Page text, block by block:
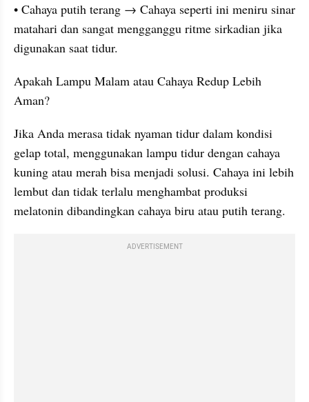
• Cahaya putih terang → Cahaya seperti ini meniru sinar
matahari dan sangat mengganggu ritme sirkadian jika
digunakan saat tidur.
Apakah Lampu Malam atau Cahaya Redup Lebih
Aman?
Jika Anda merasa tidak nyaman tidur dalam kondisi
gelap total, menggunakan lampu tidur dengan cahaya
kuning atau merah bisa menjadi solusi. Cahaya ini lebih
lembut dan tidak terlalu menghambat produksi
melatonin dibandingkan cahaya biru atau putih terang.
ADVERTISEMENT